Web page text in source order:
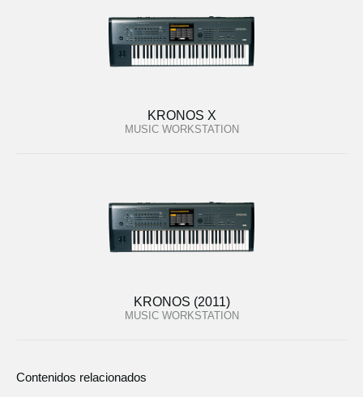
KRONOS X
MUSIC WORKSTATION
KRONOS (2011)
MUSIC WORKSTATION
Contenidos relacionados